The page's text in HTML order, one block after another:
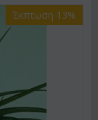
Έκπτωση 13%